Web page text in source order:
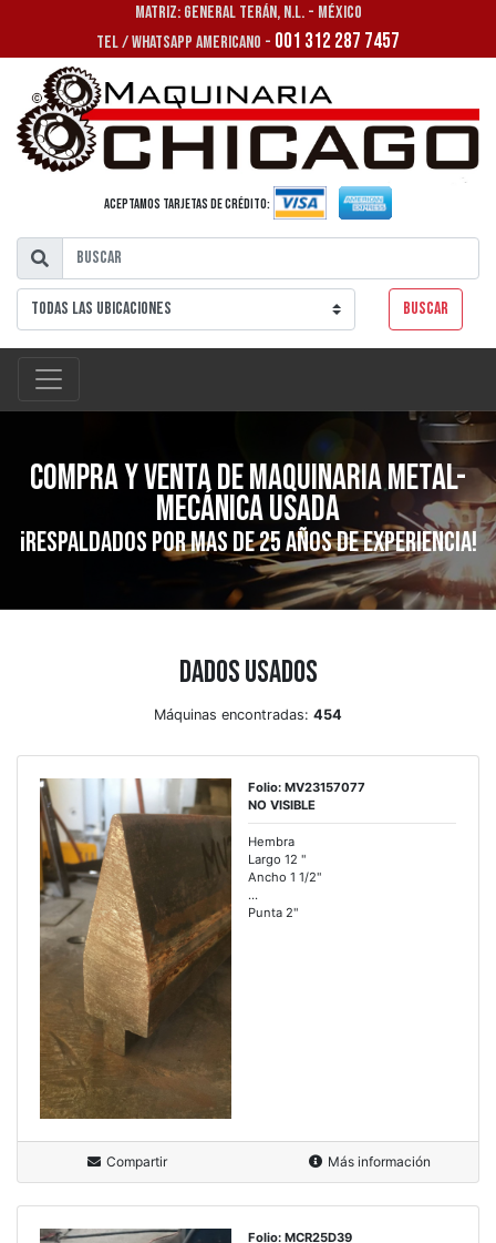
MATRIZ: GENERAL TERÁN, N.L. - MÉXICO
TEL / WHATSAPP AMERICANO - 001 312 287 7457
Aceptamos tarjetas de crédito:
Buscar
Compra y venta de maquinaria metal-
mecánica usada
¡Respaldados por mas de 25 años de experiencia!
Dados Usados
Máquinas encontradas: 454
Folio: MV23157077
NO VISIBLE
Hembra
Largo 12 "
Ancho 1 1/2"
...
Punta 2"
Compartir Más información
Folio: MCR25D39